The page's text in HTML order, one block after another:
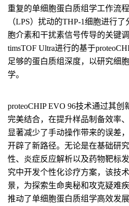
重复的单细胞蛋白质组学工作流
（LPS）扰动的THP-1细胞进行
胞介素和干扰素信号传导的关键
timsTOF Ultra进行的基于
足够的蛋白质组深度，以研究细
学。
proteoCHIP EVO 96技术通过其创
完美结合，在提升样品制备效率
显著减少了手动操作带来的误差
开辟了新路径。无论是在基础研
性、炎症反应解析以及药物靶标
究中开发个性化诊疗方案，该技
景，为探索生命奥秘和攻克疑难
推动了单细胞蛋白质组学高效发展